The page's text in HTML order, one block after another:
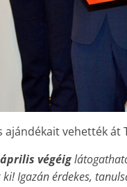
vehették
végéig
Igazán érdekes,